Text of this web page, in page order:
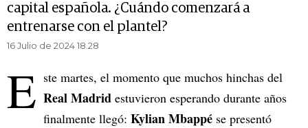
capital española. ¿Cuándo comenzará a
entrenarse con el plantel?
16 Julio de 2024 18.28
E ste martes, el momento que muchos hinchas del
Real Madrid estuvieron esperando durante años
finalmente llegó: Kylian Mbappé se presentó